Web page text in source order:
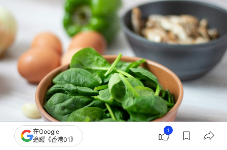
研究指出，常吃菠菜等富含維他命E的食物，降金遜症風險32%。（Brooke
在Google
追蹤《香港01》
1